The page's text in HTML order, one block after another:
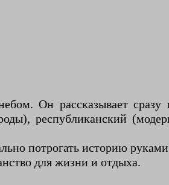
Он рассказывает сразу
республиканский
потрогать историю
для жизни и отдыха.